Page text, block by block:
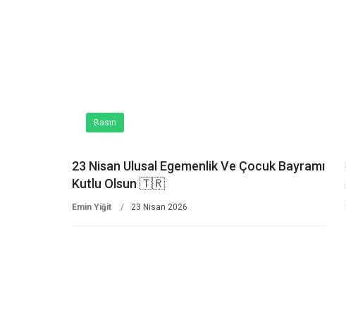
Basın
23 Nisan Ulusal Egemenlik Ve Çocuk Bayramı
Kutlu Olsun 🇹🇷
Emin Yiğit 23 Nisan 2026